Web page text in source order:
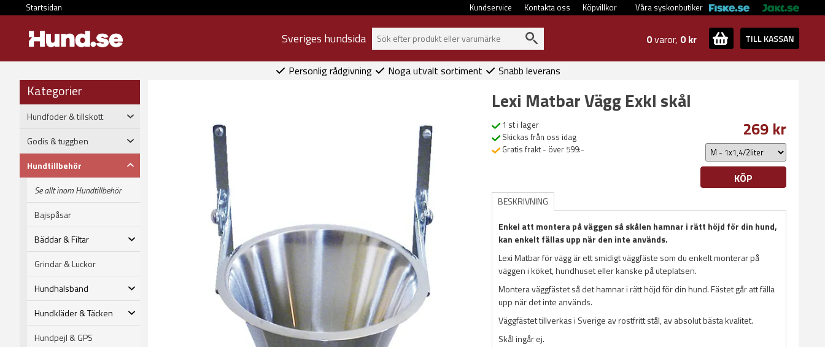
Startsidan Våra syskonbutiker
Köpvillkor
Kontakta oss
Kundservice
Sveriges hundsida 0varor, 0 kr TILL KASSAN
Personlig rådgivning Noga utvalt sortiment Snabb leverans
Kategorier
Hundfoder & tillskott
Godis & tuggben
Hundtillbehör
Se allt inom Hundtillbehör
Bajspåsar
Bäddar & Filtar
Grindar & Luckor
Hundhalsband
Hundkläder & Täcken
Hundpejl & GPS
Lexi Matbar Vägg Exkl skål
1 st i lager
Skickas från oss idag
Gratis frakt - över 599:-
269 kr
KÖP
BESKRIVNING
Enkel att montera på väggen så skålen hamnar i rätt höjd för din hund,
kan enkelt fällas upp när den inte används.
Lexi Matbar för vägg är ett smidigt väggfäste som du enkelt monterar på
väggen i köket, hundhuset eller kanske på uteplatsen.
Montera väggfästet så det hamnar i rätt höjd för din hund. Fästet går att fälla
upp när det inte används.
Väggfästet tillverkas i Sverige av rostfritt stål, av absolut bästa kvalitet.
Skål ingår ej.